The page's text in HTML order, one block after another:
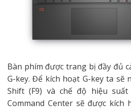
Bàn phím được trang bị đầy đủ
G-key. Để kích hoạt G-key ta sẽ
Shift (F9) và chế độ hiệu
Command Center sẽ được